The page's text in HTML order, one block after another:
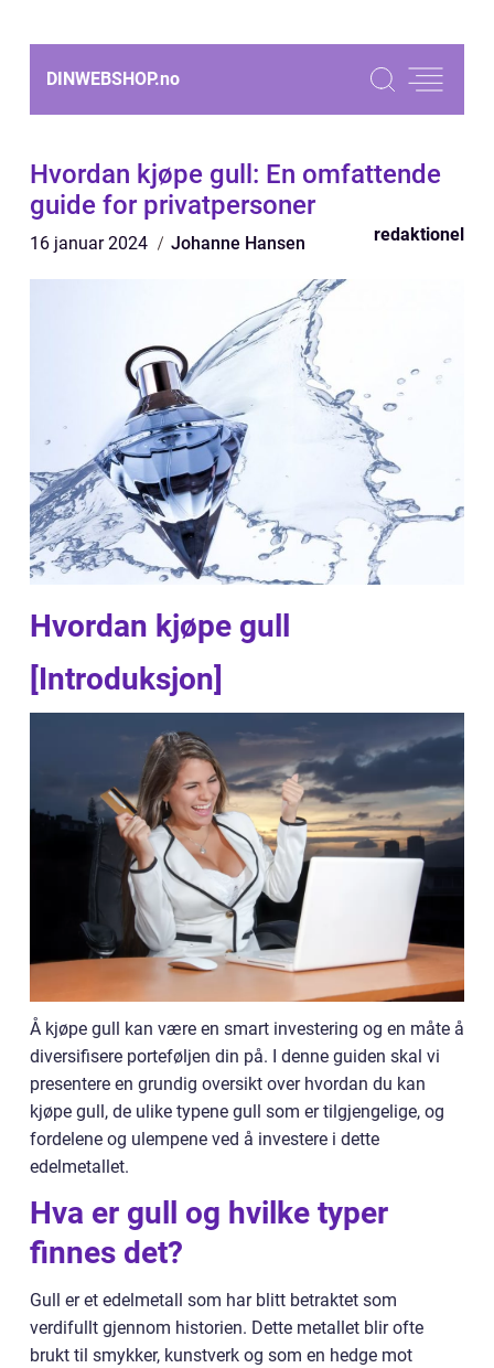
DINWEBSHOP.no
Hvordan kjøpe gull: En omfattende
guide for privatpersoner
16 januar 2024 Johanne Hansen redaktionel
Hvordan kjøpe gull
[Introduksjon]
Å kjøpe gull kan være en smart investering og en måte å
diversifisere porteføljen din på. I denne guiden skal vi
presentere en grundig oversikt over hvordan du kan
kjøpe gull, de ulike typene gull som er tilgjengelige, og
fordelene og ulempene ved å investere i dette
edelmetallet.
Hva er gull og hvilke typer
finnes det?
Gull er et edelmetall som har blitt betraktet som
verdifullt gjennom historien. Dette metallet blir ofte
brukt til smykker, kunstverk og som en hedge mot